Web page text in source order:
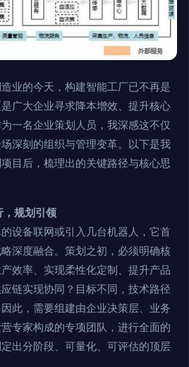
业的今天，构建智能工厂已不再是
广大企业寻求降本增效、提升核心
一名企业策划人员，我深感这不仅
深刻的组织与管理变革。以下是我
目后，梳理出的关键路径与核心思
，规划引领
设备联网或引入几台机器人，它首
深度融合。策划之初，必须明确核
效率、实现柔性化定制、提升产品
链实现协同？目标不同，技术路径
此，需要组建由企业决策层、业务
专家构成的专项团队，进行全面的
出分阶段、可量化、可评估的顶层